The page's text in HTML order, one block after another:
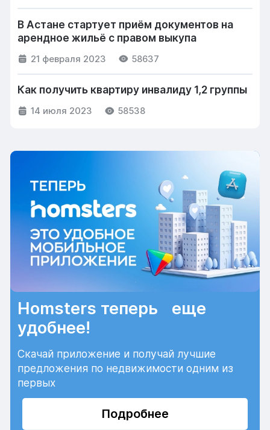
В Астане стартует приём документов на
арендное жильё с правом выкупа
21 февраля 2023 58637
Как получить квартиру инвалиду 1,2 группы
14 июля 2023 58538
Homsters теперь еще
удобнее!
Скачай приложение и получай лучшие
предложения по недвижимости одним из
первых
Подробнее